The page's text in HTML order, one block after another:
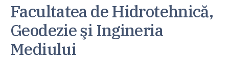
Facultatea de Hidrotehnică,
Geodezie şi Ingineria
Mediului